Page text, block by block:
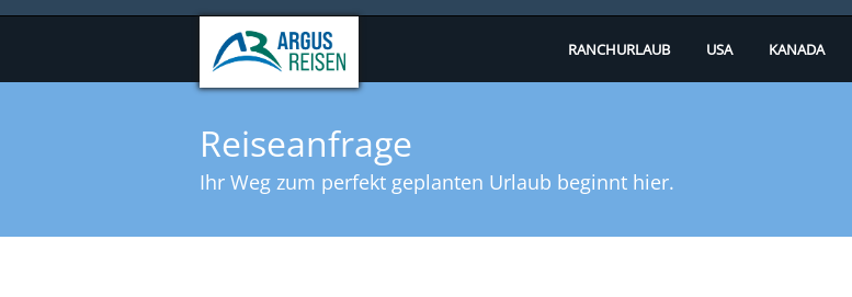
RANCHURLAUB USA KANADA
Reiseanfrage
Ihr Weg zum perfekt geplanten Urlaub beginnt hier.